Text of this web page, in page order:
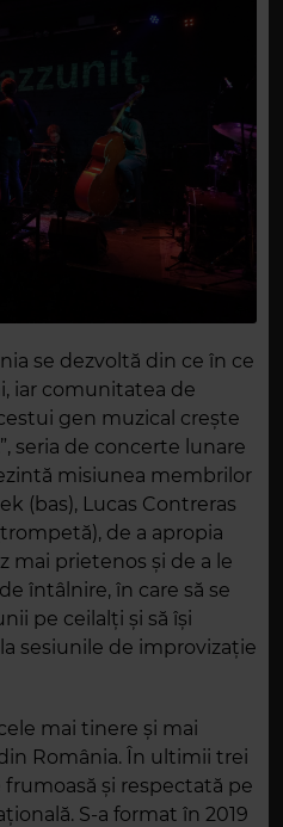
se dezvoltă din ce în ce
iar comunitatea de
gen muzical crește
seria de concerte lunare
misiunea membrilor
(bas), Lucas Contreras
de a apropia
mai prietenos și de a le
întâlnire, în care să se
pe ceilalți și să își
sesiunile de improvizație
mai tinere și mai
România. În ultimii trei
și respectată pe
S-a format în 2019